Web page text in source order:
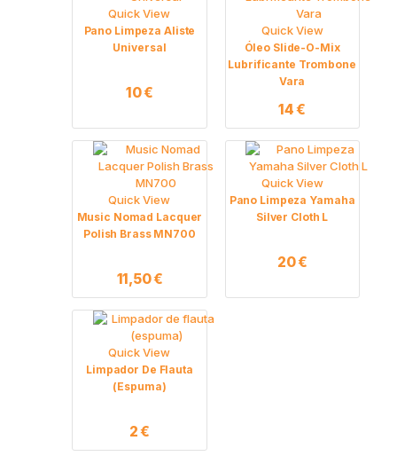
Quick View
Pano Limpeza Aliste
Universal
10€
Quick View
Óleo Slide-O-Mix
Lubrificante Trombone
Vara
14€
Quick View
Music Nomad Lacquer
Polish Brass MN700
11,50€
Quick View
Pano Limpeza Yamaha
Silver Cloth L
20€
Quick View
Limpador De Flauta
(espuma)
2€